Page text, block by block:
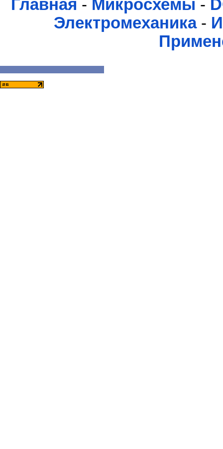
Главная - Микросхемы -
Электромеханика-